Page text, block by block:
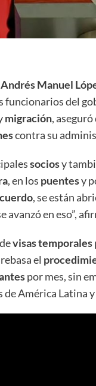
Andrés Manuel
funcionarios del
migración,
contra su
sociosy
, en los puentesy
, se están
avanzó en eso”,
visas temporales
el
por mes, sin
de América Latina y